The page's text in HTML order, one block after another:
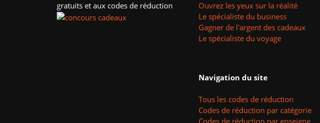
gratuits et aux codes de réduction
Ouvrez les yeux sur la réalité
Le spécialiste du business
Gagner de l'argent des cadeaux
Le spécialiste du voyage
Navigation du site
Tous les codes de réduction
Codes de réduction par catégorie
Codes de réduction par enseigne